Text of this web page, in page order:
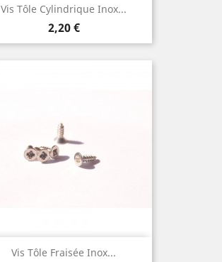
Vis Tôle Cylindrique Inox...
Prix
2,20 €
Vis Tôle Fraisée Inox...